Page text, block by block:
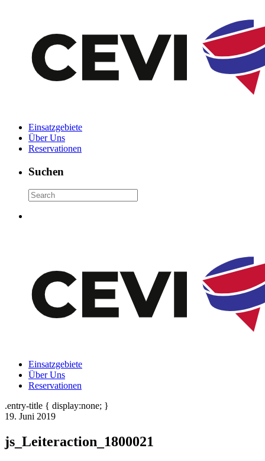
Einsatzgebiete
Über Uns
Reservationen
Suchen
Einsatzgebiete
Über Uns
Reservationen
.entry-title { display:none; }
19. Juni 2019
js_Leiteraction_1800021